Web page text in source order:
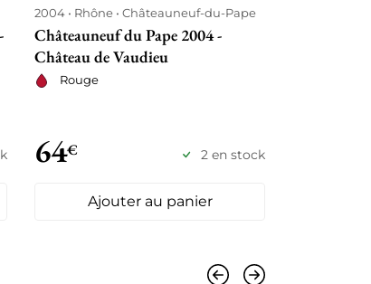
2004 Rhône Châteauneuf-du-Pape
Châteauneuf du Pape 2004 -
Château de Vaudieu
Rouge
64€ 2 en stock
Ajouter au panier